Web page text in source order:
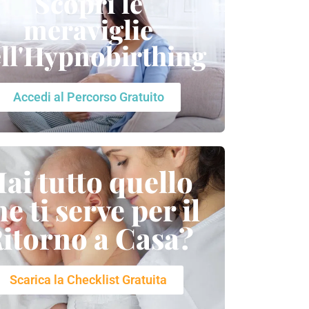
meraviglie
Accedi al Percorso Gratuito
tutto quello
ti serve per il
a Casa?
Scarica la Checklist Gratuita